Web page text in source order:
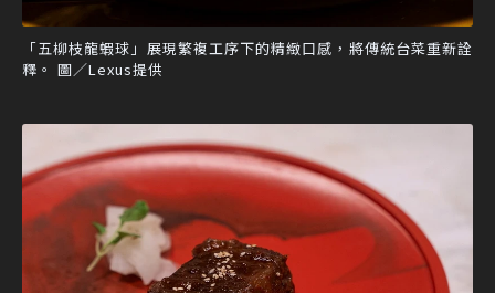
「五柳枝龍蝦球」展現繁複工序下的精緻口感，將傳統台菜重新詮
釋。 圖／Lexus提供